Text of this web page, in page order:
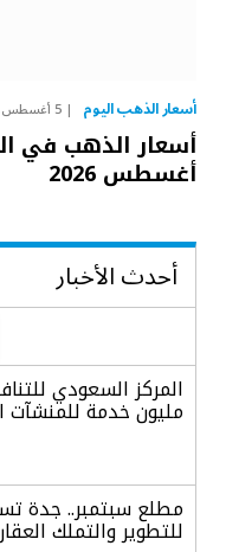
أسعار الذهب اليوم 5 أغسطس، 2026
أغسطس 2026
أحدث الأخبار
مليون خدمة للمنشآت
مطلع سبتمبر.. جدة
للتطوير والتملك